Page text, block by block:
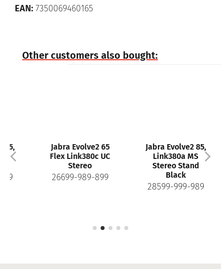
EAN: 7350069460165
Other customers also bought:
Jabra Evolve2 65
Flex Link380c UC
Stereo
26699-989-899
Jabra Evolve2 85,
Link380a MS
Stereo Stand
Black
28599-999-989